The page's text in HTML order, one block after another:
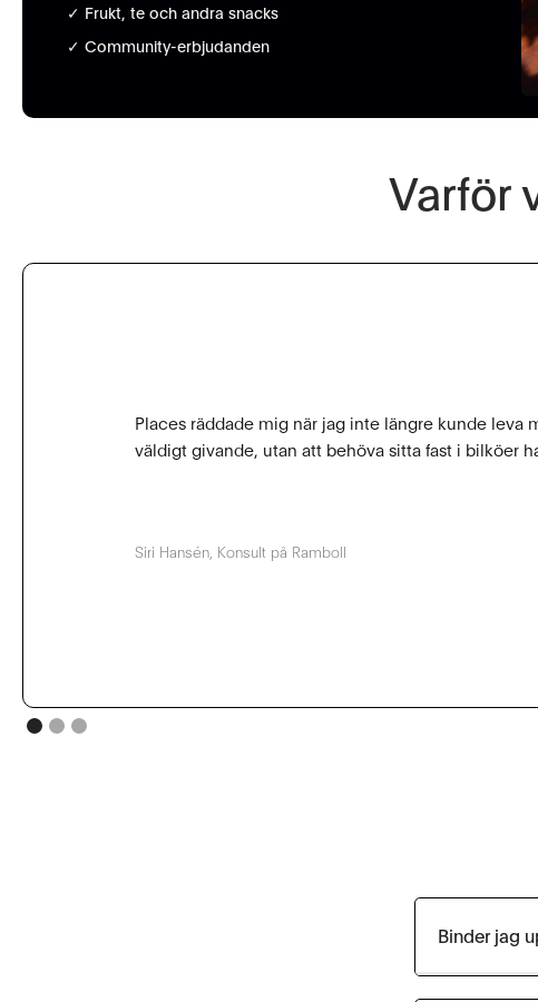
✓ Frukt, te och andra snacks
✓ Community-erbjudanden
Varför
Places räddade mig när jag inte längre kunde
väldigt givande, utan att behöva sitta fast i bilköer
Siri Hansén, Konsult på Ramboll
Binder jag